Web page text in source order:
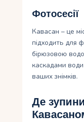
Фотосесії
Кавасан – це
підходить для
бірюзовою
каскадами
ваших знімків.
Де